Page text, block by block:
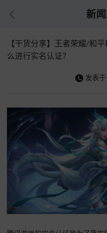
新
【干货分享】王者荣耀/和
么进行实名认证？
发表于